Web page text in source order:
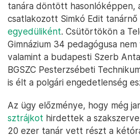
tanára döntött hasonlóképpen,
csatlakozott Simkó Edit tanárnő
egyedüliként. Csütörtökön a
Gimnázium 34 pedagógusa
valamint a budapesti Szerb
BGSZC Pesterzsébeti
is élt a polgári engedetlenség
Az ügy előzménye, hogy még
sztrájkot hirdettek a
20 ezer tanár vett részt a